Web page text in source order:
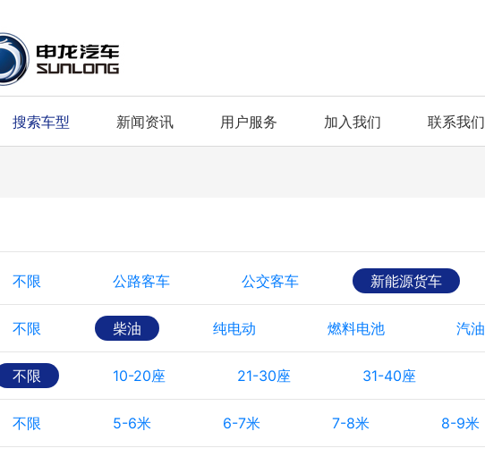
搜索车型 新闻资讯 用户服务 加入我们 联系我们
不限 公路客车 公交客车 新能源货车
不限 柴油 纯电动 燃料电池 汽油
不限 10-20座 21-30座 31-40座
不限 5-6米 6-7米 7-8米 8-9米